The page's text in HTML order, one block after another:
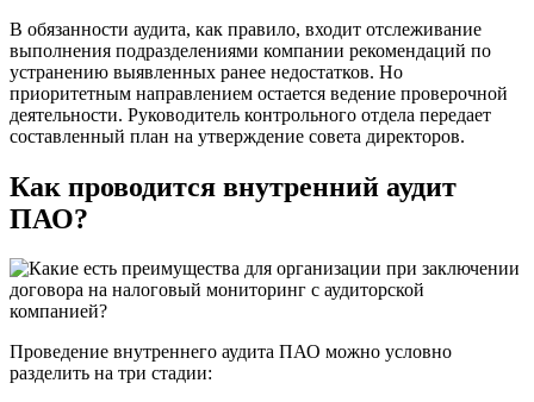
В обязанности аудита, как правило, входит отслеживание
выполнения подразделениями компании рекомендаций по
устранению выявленных ранее недостатков. Но
приоритетным направлением остается ведение проверочной
деятельности. Руководитель контрольного отдела передает
составленный план на утверждение совета директоров.
Как проводится внутренний аудит
ПАО?
Проведение внутреннего аудита ПАО можно условно
разделить на три стадии: